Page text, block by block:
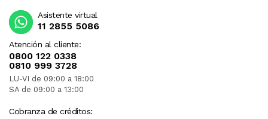
Atención al cliente:
0800 122 0338
0810 999 3728
LU-VI de 09:00 a 18:00
SA de 09:00 a 13:00
Cobranza de créditos:
Asistente virtual
11 2855 5086